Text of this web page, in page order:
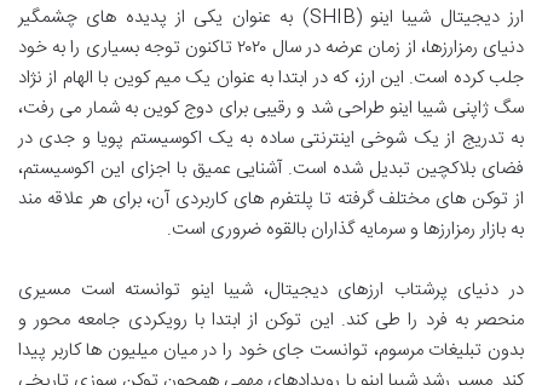
ارز دیجیتال شیبا اینو (SHIB) به عنوان یکی از پدیده های چشمگیر
دنیای رمزارزها، از زمان عرضه در سال ۲۰۲۰ تاکنون توجه بسیاری را به خود
جلب کرده است. این ارز، که در ابتدا به عنوان یک میم کوین با الهام از نژاد
سگ ژاپنی شیبا اینو طراحی شد و رقیبی برای دوج کوین به شمار می رفت،
به تدریج از یک شوخی اینترنتی ساده به یک اکوسیستم پویا و جدی در
فضای بلاکچین تبدیل شده است. آشنایی عمیق با اجزای این اکوسیستم،
از توکن های مختلف گرفته تا پلتفرم های کاربردی آن، برای هر علاقه مند
به بازار رمزارزها و سرمایه گذاران بالقوه ضروری است.
در دنیای پرشتاب ارزهای دیجیتال، شیبا اینو توانسته است مسیری
منحصر به فرد را طی کند. این توکن از ابتدا با رویکردی جامعه محور و
بدون تبلیغات مرسوم، توانست جای خود را در میان میلیون ها کاربر پیدا